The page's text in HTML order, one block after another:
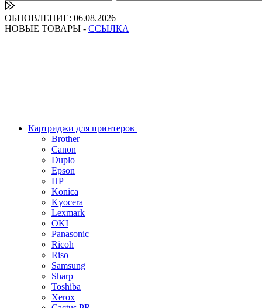
ОБНОВЛЕНИЕ: 06.08.2026
НОВЫЕ ТОВАРЫ - ССЫЛКА
Картриджи для принтеров
Brother
Canon
Duplo
Epson
HP
Konica
Kyocera
Lexmark
OKI
Panasonic
Ricoh
Riso
Samsung
Sharp
Toshiba
Xerox